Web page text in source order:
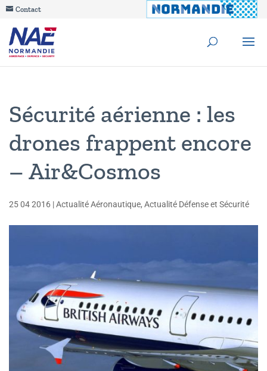
Contact
Sécurité aérienne : les
drones frappent encore
– Air&Cosmos
25 04 2016 |Actualité Aéronautique, Actualité Défense et Sécurité